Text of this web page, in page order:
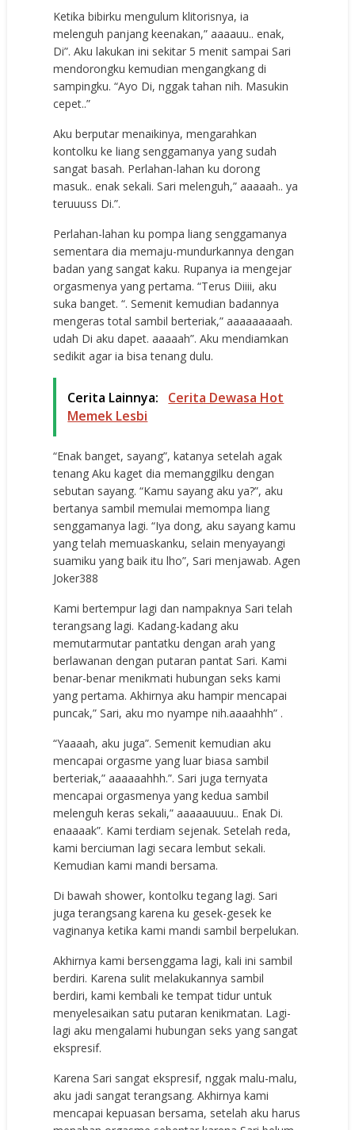
Ketika bibirku mengulum klitorisnya, ia
melenguh panjang keenakan,” aaaauu.. enak,
Di”. Aku lakukan ini sekitar 5 menit sampai Sari
mendorongku kemudian mengangkang di
sampingku. “Ayo Di, nggak tahan nih. Masukin
cepet..”
Aku berputar menaikinya, mengarahkan
kontolku ke liang senggamanya yang sudah
sangat basah. Perlahan-lahan ku dorong
masuk.. enak sekali. Sari melenguh,” aaaaah.. ya
teruuuss Di.”.
Perlahan-lahan ku pompa liang senggamanya
sementara dia memaju-mundurkannya dengan
badan yang sangat kaku. Rupanya ia mengejar
orgasmenya yang pertama. “Terus Diiii, aku
suka banget. “. Semenit kemudian badannya
mengeras total sambil berteriak,” aaaaaaaaah.
udah Di aku dapet. aaaaah”. Aku mendiamkan
sedikit agar ia bisa tenang dulu.
Cerita Lainnya:
Cerita Dewasa Hot
Memek Lesbi
“Enak banget, sayang”, katanya setelah agak
tenang Aku kaget dia memanggilku dengan
sebutan sayang. “Kamu sayang aku ya?”, aku
bertanya sambil memulai memompa liang
senggamanya lagi. “Iya dong, aku sayang kamu
yang telah memuaskanku, selain menyayangi
suamiku yang baik itu lho”, Sari menjawab.Agen
Joker388
Kami bertempur lagi dan nampaknya Sari telah
terangsang lagi. Kadang-kadang aku
memutarmutar pantatku dengan arah yang
berlawanan dengan putaran pantat Sari. Kami
benar-benar menikmati hubungan seks kami
yang pertama. Akhirnya aku hampir mencapai
puncak,” Sari, aku mo nyampe nih.aaaahhh” .
“Yaaaah, aku juga”. Semenit kemudian aku
mencapai orgasme yang luar biasa sambil
berteriak,” aaaaaahhh.”. Sari juga ternyata
mencapai orgasmenya yang kedua sambil
melenguh keras sekali,” aaaaauuuu.. Enak Di.
enaaaak”. Kami terdiam sejenak. Setelah reda,
kami berciuman lagi secara lembut sekali.
Kemudian kami mandi bersama.
Di bawah shower, kontolku tegang lagi. Sari
juga terangsang karena ku gesek-gesek ke
vaginanya ketika kami mandi sambil berpelukan.
Akhirnya kami bersenggama lagi, kali ini sambil
berdiri. Karena sulit melakukannya sambil
berdiri, kami kembali ke tempat tidur untuk
menyelesaikan satu putaran kenikmatan. Lagi-
lagi aku mengalami hubungan seks yang sangat
ekspresif.
Karena Sari sangat ekspresif, nggak malu-malu,
aku jadi sangat terangsang. Akhirnya kami
mencapai kepuasan bersama, setelah aku harus